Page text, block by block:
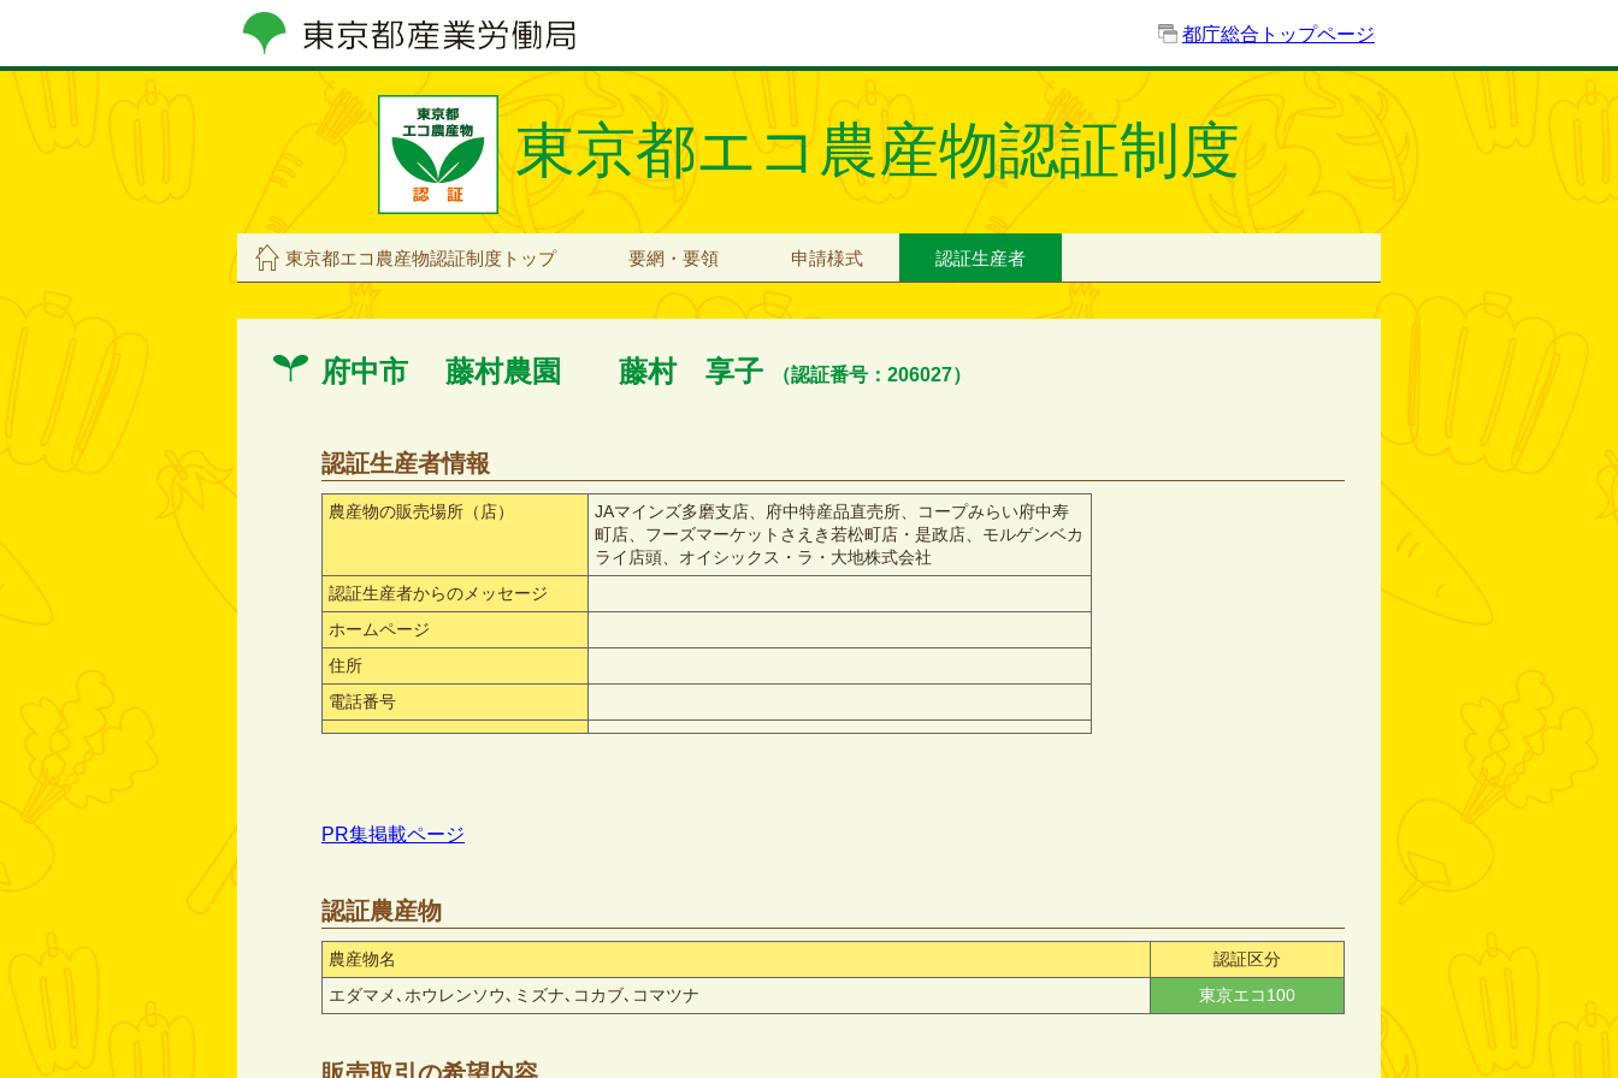
都庁総合トップページ
東京都エコ農産物認証制度
東京都エコ農産物認証制度トップ 要網・要領 申請様式 認証生産者
府中市 藤村農園 藤村 享子 （認証番号：206027）
認証生産者情報
農産物の販売場所（店）
JAマインズ多磨支店、府中特産品直売所、コープみらい府中寿
町店、フーズマーケットさえき若松町店・是政店、モルゲンベカ
ライ店頭、オイシックス・ラ・大地株式会社
認証生産者からのメッセージ
ホームページ
住所
電話番号
PR集掲載ページ
認証農産物
農産物名
認証区分
エダマメ､ホウレンソウ､ミズナ､コカブ､コマツナ
東京エコ100